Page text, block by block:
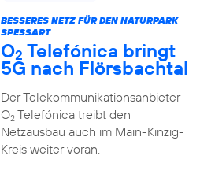
BESSERES NETZ FÜR DEN NATURPARK
SPESSART
O2 Telefónica bringt
5G nach Flörsbachtal
Der Telekommunikationsanbieter
O2Telefónica treibt den
Netzausbau auch im Main-Kinzig-
Kreis weiter voran.